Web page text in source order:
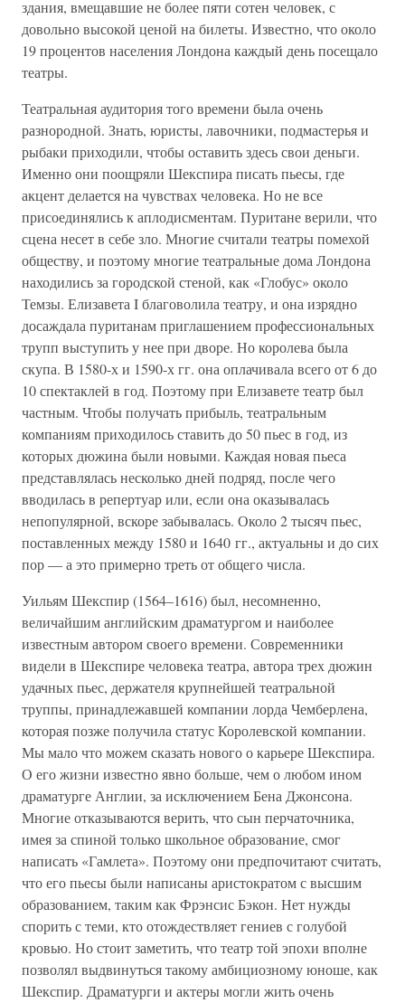
здания, вмещавшие не более пяти сотен человек, с
довольно высокой ценой на билеты. Известно, что около
19 процентов населения Лондона каждый день посещало
театры.
Театральная аудитория того времени была очень
разнородной. Знать, юристы, лавочники, подмастерья и
рыбаки приходили, чтобы оставить здесь свои деньги.
Именно они поощряли Шекспира писать пьесы, где
акцент делается на чувствах человека. Но не все
присоединялись к аплодисментам. Пуритане верили, что
сцена несет в себе зло. Многие считали театры помехой
обществу, и поэтому многие театральные дома Лондона
находились за городской стеной, как «Глобус» около
Темзы. Елизавета I благоволила театру, и она изрядно
досаждала пуританам приглашением профессиональных
трупп выступить у нее при дворе. Но королева была
скупа. В 1580-х и 1590-х гг. она оплачивала всего от 6 до
10 спектаклей в год. Поэтому при Елизавете театр был
частным. Чтобы получать прибыль, театральным
компаниям приходилось ставить до 50 пьес в год, из
которых дюжина были новыми. Каждая новая пьеса
представлялась несколько дней подряд, после чего
вводилась в репертуар или, если она оказывалась
непопулярной, вскоре забывалась. Около 2 тысяч пьес,
поставленных между 1580 и 1640 гг., актуальны и до сих
пор — а это примерно треть от общего числа.
Уильям Шекспир (1564–1616) был, несомненно,
величайшим английским драматургом и наиболее
известным автором своего времени. Современники
видели в Шекспире человека театра, автора трех дюжин
удачных пьес, держателя крупнейшей театральной
труппы, принадлежавшей компании лорда Чемберлена,
которая позже получила статус Королевской компании.
Мы мало что можем сказать нового о карьере Шекспира.
О его жизни известно явно больше, чем о любом ином
драматурге Англии, за исключением Бена Джонсона.
Многие отказываются верить, что сын перчаточника,
имея за спиной только школьное образование, смог
написать «Гамлета». Поэтому они предпочитают считать,
что его пьесы были написаны аристократом с высшим
образованием, таким как Фрэнсис Бэкон. Нет нужды
спорить с теми, кто отождествляет гениев с голубой
кровью. Но стоит заметить, что театр той эпохи вполне
позволял выдвинуться такому амбициозному юноше, как
Шекспир. Драматурги и актеры могли жить очень